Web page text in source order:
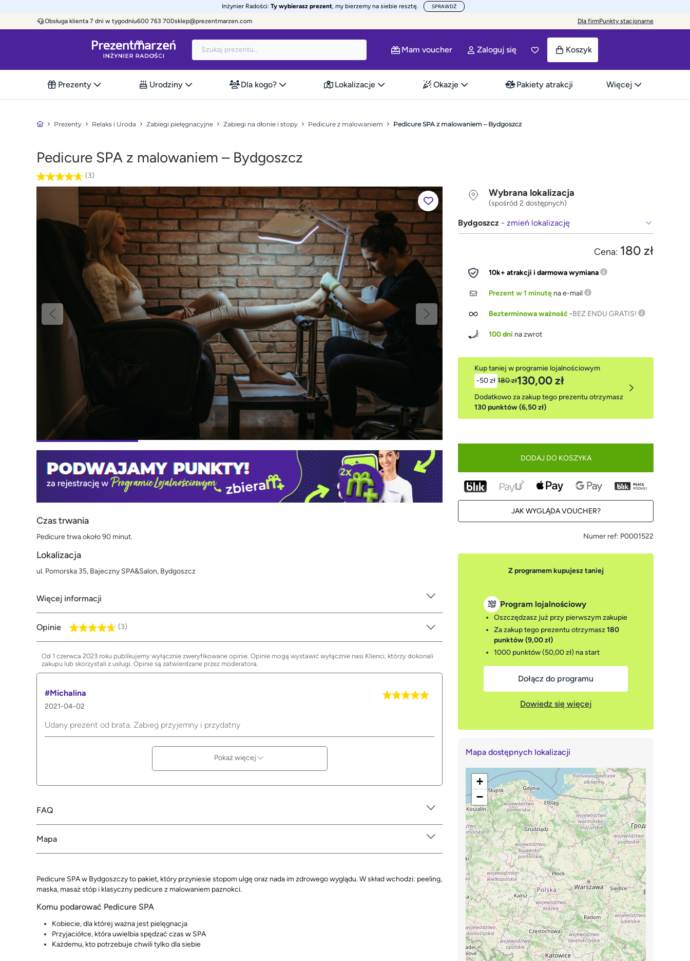
Inżynier Radości: Ty wybierasz prezent, my bierzemy na siebie resztę. SPRAWDŹ
Obsługa klienta 7 dni w tygodniu600 763 700sklep@prezentmarzen.com Dla firmPunkty stacjonarne
Mam voucher Zaloguj się Koszyk
Prezenty Urodziny Dla kogo? Lokalizacje Okazje Pakiety atrakcji Więcej
Prezenty Relaks i Uroda Zabiegi pielęgnacyjne Zabiegi na dłonie i stopy Pedicure z malowaniem Pedicure SPA z malowaniem – Bydgoszcz
Pedicure SPA z malowaniem – Bydgoszcz
(3)
Czas trwania
Pedicure trwa około 90 minut.
Lokalizacja
ul. Pomorska 35, Bajeczny SPA&Salon, Bydgoszcz
Więcej informacji
Opinie (3)
Od 1 czerwca 2023 roku publikujemy wyłącznie zweryfikowane opinie. Opinie mogą wystawić wyłącznie nasi Klienci, którzy dokonali
zakupu lub skorzystali z usługi. Opinie są zatwierdzane przez moderatora.
#Michalina
2021-04-02
Udany prezent od brata. Zabieg przyjemny i przydatny
Pokaż więcej
FAQ
Mapa
Pedicure SPA w Bydgoszczy to pakiet, który przyniesie stopom ulgę oraz nada im zdrowego wyglądu. W skład wchodzi: peeling,
maska, masaż stóp i klasyczny pedicure z malowaniem paznokci.
Komu podarować Pedicure SPA
Kobiecie, dla której ważna jest pielęgnacja
Przyjaciółce, która uwielbia spędzać czas w SPA
Każdemu, kto potrzebuje chwili tylko dla siebie
Wybrana lokalizacja
(spośród 2 dostępnych)
Bydgoszcz - zmień lokalizację
Cena: 180 zł
10k+ atrakcji i darmowa wymiana
Prezent w 1 minutę na e-mail
Bezterminowa ważność-BEZ ENDU GRATIS!
100 dni na zwrot
Kup taniej w programie lojalnościowym
-50 zł 180 zł130,00 zł
Dodatkowo za zakup tego prezentu otrzymasz
130 punktów (6,50 zł)
DODAJ DO KOSZYKA
JAK WYGLĄDA VOUCHER?
Numer ref: P0001522
Z programem kupujesz taniej
Program lojalnościowy
Oszczędzasz już przy pierwszym zakupie
Za zakup tego prezentu otrzymasz180
punktów (9,00 zł)
1000 punktów (50,00 zł) na start
Dołącz do programu
Dowiedz się więcej
Mapa dostępnych lokalizacji
+
−